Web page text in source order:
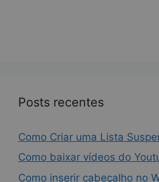
Posts recentes
Como Criar uma Lista
Como baixar vídeos do
Como inserir cabeçalho no